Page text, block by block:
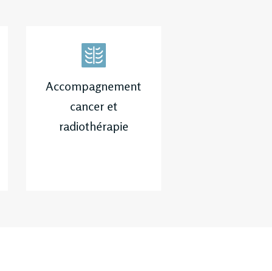
Accompagnement
cancer et
radiothérapie